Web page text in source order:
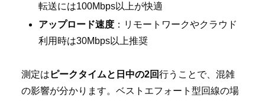
転送には100Mbps以上が快適
アップロード速度 ：リモートワークやクラウド
利用時は30Mbps以上推奨
測定は ピークタイムと日中の2回行うことで、混雑
の影響が分かります。ベストエフォート型回線の場